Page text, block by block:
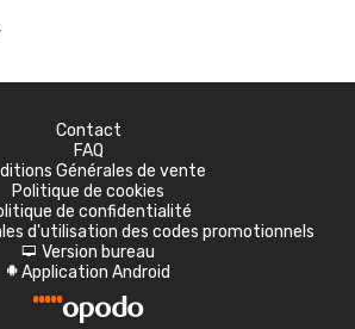
Contact
FAQ
Générales de vente
Politique de cookies
de confidentialité
d'utilisation des codes promotionnels
d Version bureau
A Application Android